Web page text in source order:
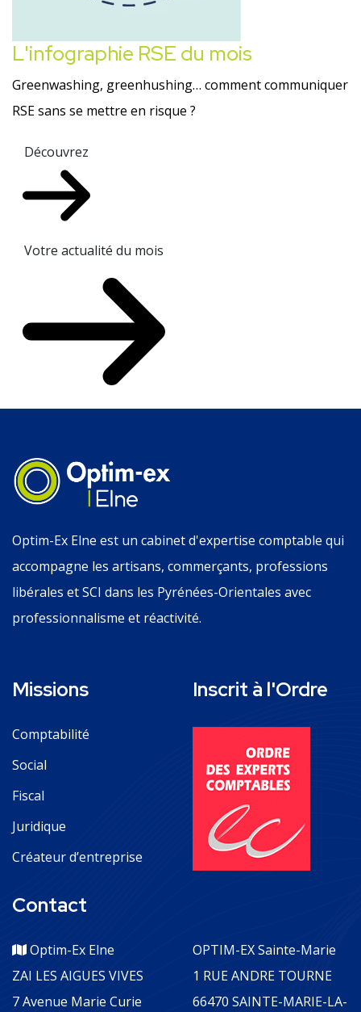
L'infographie RSE du mois
Greenwashing, greenhushing… comment communiquer
RSE sans se mettre en risque ?
Découvrez
Votre actualité du mois
Optim-Ex Elne est un cabinet d'expertise comptable qui
accompagne les artisans, commerçants, professions
libérales et SCI dans les Pyrénées-Orientales avec
professionnalisme et réactivité.
Missions
Comptabilité
Social
Fiscal
Juridique
Créateur d’entreprise
Inscrit à l'Ordre
Contact
Optim-Ex Elne
ZAI LES AIGUES VIVES
7 Avenue Marie Curie
OPTIM-EX Sainte-Marie
1 RUE ANDRE TOURNE
66470 SAINTE-MARIE-LA-